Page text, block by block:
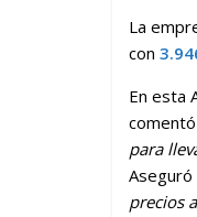
La
con
En esta
para
Aseguró
precios